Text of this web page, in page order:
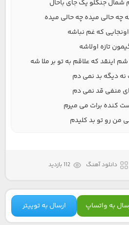
شمال جنگلو یک جای باحال
چه حالی میده چه حالی میده
که غم نباشه
تازه اولاشه
اینقد که علاقم به تو بر ملا شه
نه دیگه بد نمی دم
منفی قد نمی دم
کنده برات می میرم
من رو تو بد کلیدم
دانلود آهنگ 112 بازدید
به واتساپ ارسال به توییتر